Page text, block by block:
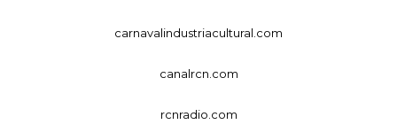
carnavalindustriacultural.com
canalrcn.com
rcnradio.com